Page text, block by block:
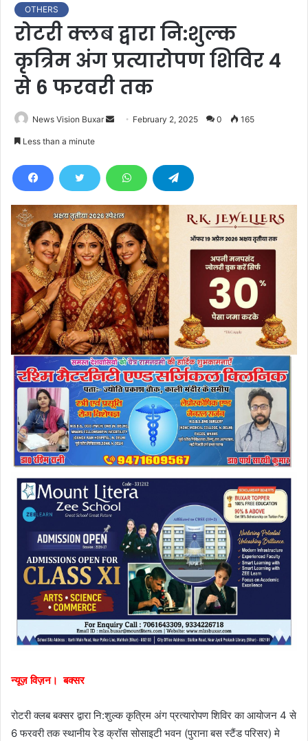
OTHERS
रोटरी क्लब द्वारा नि:शुल्क
कृत्रिम अंग प्रत्यारोपण शिविर 4
से 6 फरवरी तक
News Vision Buxar
d
e
m
a
i
l
February 2, 2025 0 165
Less than a minute
न्यूज़ विज़न। बक्सर
रोटरी क्लब बक्सर द्वारा नि:शुल्क कृत्रिम अंग प्रत्यारोपण शिविर का आयोजन 4 से
6 फरवरी तक स्थानीय रेड क्रॉस सोसाइटी भवन (पुराना बस स्टैंड परिसर) मे